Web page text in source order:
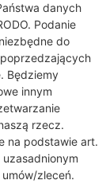
danych
Podanie
do
Będziemy
innym
rzecz.
na podstawie art.
zleceń.